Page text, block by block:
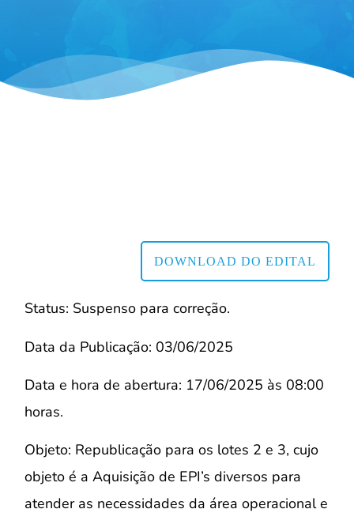
DOWNLOAD DO EDITAL
Status: Suspenso para correção.
Data da Publicação: 03/06/2025
Data e hora de abertura: 17/06/2025 às 08:00
horas.
Objeto: Republicação para os lotes 2 e 3, cujo
objeto é a Aquisição de EPI’s diversos para
atender as necessidades da área operacional e